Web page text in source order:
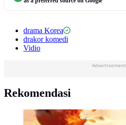
drama Korea
drakor komedi
Vidio
Advertisement
Rekomendasi